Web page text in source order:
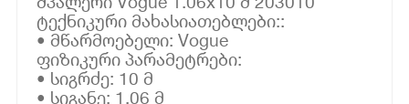
ტექნიკური მახასიათებლები::
• მწარმოებელი: Vogue
ფიზიკური პარამეტრები:
• სიგრძე: 10 მ
• სიგანე: 1.06 მ